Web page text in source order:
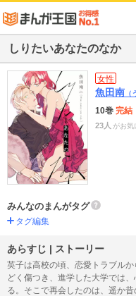
しりたいあなたのなか
女性
魚田南 （
10巻 完結
23人 がお気
みんなのまんがタグ
タグ編集
あらすじ | ストーリー
英子は高校の頃、恋愛トラブル
どく傷つき、進学した大学では
る。そこで再会したのは、遥か